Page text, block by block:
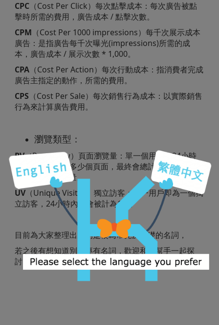
CPC （Cost Per Click）每次點擊成本：每次廣告被點
擊時所需的費用，廣告成本 / 點擊次數。
CPM （Cost Per 1000 impressions）每千次展示成本
廣告：是指廣告每千次曝光(impressions)所需的成
本，廣告成本 / 展示次數 * 1,000。
CPA （Cost Per Action）每次行動成本：指消費者完成
廣告主指定的動作，所需的費用。
CPS （Cost Per Sale）每次銷售行為成本：以實際銷售
行為來計算廣告費用。
瀏覽類型：
PV（Page View）頁面瀏覽量：單一個用戶在24小時
內，瀏覽網站的多少個頁面，最終會總計所有訪客（不
同IP）的總瀏覽量。
UV（Unique Visitor）獨立訪客：單一用戶即為一個獨
立訪客，24小時內只會被計為1次。
目前為大家整理出來的是較為常見及基礎的名詞，
若之後有想知道別的專有名詞，歡迎和小幫手一起探
討。